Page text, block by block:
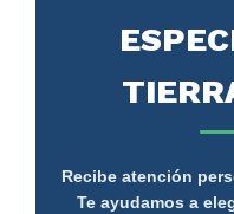
Recibe atención
Te ayudamos a